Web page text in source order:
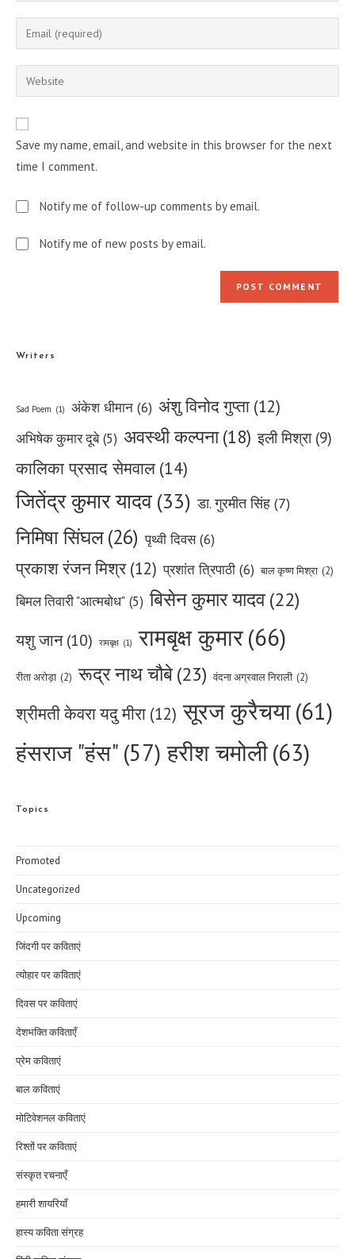
name
comment
Enter
your
email
address
Enter
your
URL
(optional)
Save my name, email, and website in this browser for the next
time I comment.
Notify me of follow-up comments by email.
Notify me of new posts by email.
Writers
Sad Poem (1) अंकेश धीमान (6) अंशु विनोद गुप्ता (12)
अभिषेक कुमार दूबे (5) अवस्थी कल्पना (18) इली मिश्रा (9)
कालिका प्रसाद सेमवाल (14)
जितेंद्र कुमार यादव (33) डा. गुरमीत सिंह (7)
निमिषा सिंघल(26) पृथ्वी दिवस (6)
प्रकाश रंजन मिश्र (12) प्रशांत त्रिपाठी (6) बाल कृष्ण मिश्रा (2)
बिमल तिवारी "आत्मबोध" (5) बिसेन कुमार यादव(22)
यशु जान (10) रामबृक्ष (1) रामबृक्ष कुमार(66)
रीता अरोड़ा (2) रूद्र नाथ चौबे(23) वंदना अग्रवाल निराली (2)
श्रीमती केवरा यदु मीरा (12) सूरज कुरैचया(61)
हंसराज "हंस" (57) हरीश चमोली(63)
Topics
Promoted
Uncategorized
Upcoming
जिंदगी पर कविताएं
त्योहार पर कविताएं
दिवस पर कविताएं
देशभक्ति कविताएँ
प्रेम कविताएं
बाल कविताएं
मोटिवेशनल कविताएं
रिश्तों पर कविताएं
संस्कृत रचनाएँ
हमारी शायरियाँ
हास्य कविता संग्रह